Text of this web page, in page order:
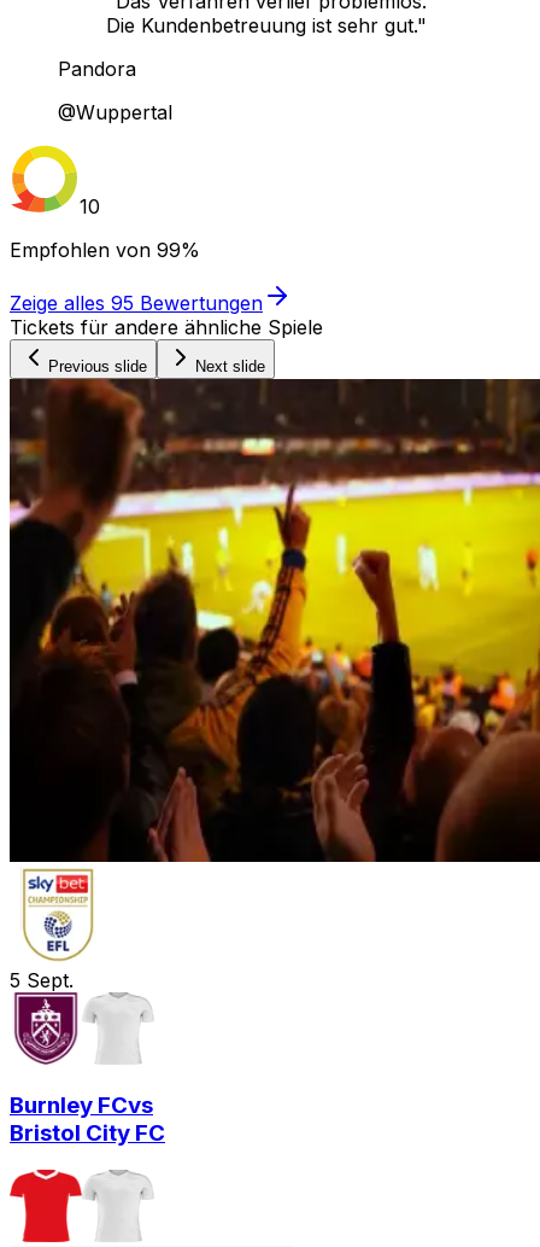
Die Kundenbetreuung ist sehr gut."
Pandora
@Wuppertal
10
Empfohlen von 99%
Zeige alles 95 Bewertungen
Tickets für andere ähnliche Spiele
Previous slide Next slide
5 Sept.
Burnley FCvs
Bristol City FC